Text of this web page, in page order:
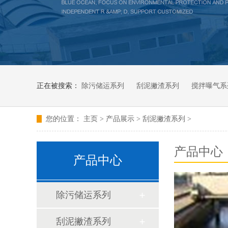
正在被搜索： 除污储运系列 刮泥撇渣系列 搅拌曝气
您的位置： 主页 > 产品展示 > 刮泥撇渣系列 >
产品中心
除污储运系列
刮泥撇渣系列
产品中心